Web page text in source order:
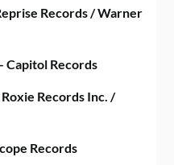
Records / Warner
Capitol Records
Records Inc. /
Records